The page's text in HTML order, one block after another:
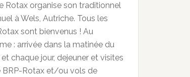
Rotax organise son traditionnel
à Wels, Autriche. Tous les
sont bienvenus ! Au
: arrivée dans la matinée du
chaque jour, dejeuner et visites
BRP-Rotax et/ou vols de